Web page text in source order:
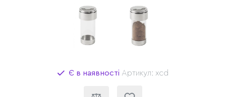
Є в наявності Артикул: xcd